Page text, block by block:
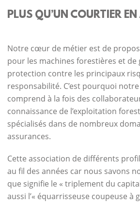
PLUS QU’UN COURTIER
Notre cœur de métier est de
pour les machines forestières et de
protection contre les principaux
responsabilité. C’est pourquoi
comprend à la fois des
connaissance de l’exploitation
spécialisés dans de nombreux
assurances.
Cette association de différents
au fil des années car nous savons
que signifie le « triplement du
aussi l’« équarrisseuse coupeuse à